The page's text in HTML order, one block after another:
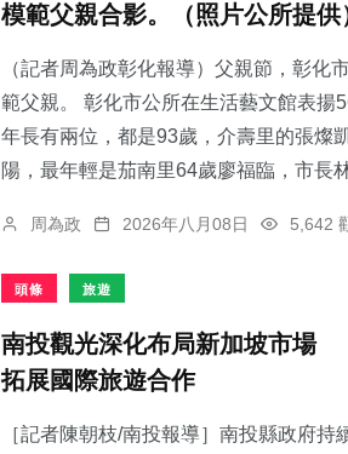
模範父親合影。（照片公所提供
（記者周為政彰化報導）父親節，彰化
範父親。 彰化市公所在生活藝文館表揚
年長有兩位，都是93歲，介壽里的張燦
陽，最年輕是茄南里64歲廖福臨，市長
周為政 2026年八月08日 5,642
頭條 旅遊
南投觀光深化布局新加坡市場
拓展國際旅遊合作
［記者陳朝枝/南投報導］南投縣政府持